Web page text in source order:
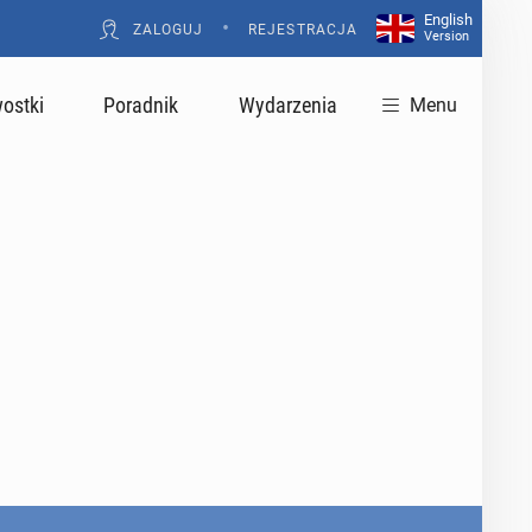
ZALOGUJ • REJESTRACJA
English
Version
Poradnik Wydarzenia Menu